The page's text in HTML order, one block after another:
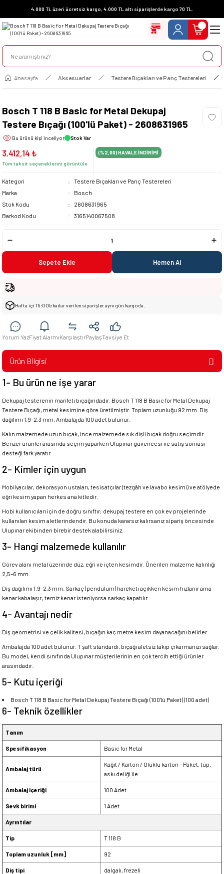
4.000 TL üzeri ücretsiz kargo, 4.000 TL altı siparişlerde kargo 70 TL.
Anasayfa Aksesuarlar Testere Bıçakları ve Panç Testereleri
Bosch T 118 B Basic for Metal Dekupaj
Testere Bıçağı (100'lü Paket) - 2608631965
Bu ürünü kişi inceliyor Stok Var
3.412,14 ₺
Tüm taksit seçeneklerini görüntüle
(%2,00)HAVALE İNDİRİMİ
Kategori
Testere Bıçakları ve Panç Testereleri
Marka
Bosch
Stok Kodu
2608631965
Barkod Kodu
3165140067508
Sepete Ekle Hemen Al
Hafta içi 15:00’e kadar verilen siparişler aynı gün kargoda.
Yorum YazFiyat AlarmıKarşılaştırPaylaşTavsiye Et
Ürün Bilgisi
1- Bu ürün ne işe yarar
Dekupaj testerenin marifeti bıçağındadır. Bosch T 118 B Basic for Metal Dekupaj
Testere Bıçağı, metal kesimine göre üretilmiştir. Toplam uzunluğu 92 mm. Diş
dağılımı 1,9-2,3 mm. Ambalajda 100 adet bulunur.
Kalın malzemede uzun bıçak, ince malzemede sık dişli bıçak doğru seçimdir.
Benzer ürünler arasında seçim yaparken Ulupınar güvencesi ve satış sonrası
desteği fark yaratır.
2- Kimler için uygun
Mobilyacılar, dekorasyon ustaları, tesisatçılar (tezgâh ve lavabo kesimi) ve atölyede
eğri kesim yapan herkes ana kitledir.
Hobi kullanıcıları için de doğru sınıftır; dekupaj testere en çok ev projelerinde
kullanılan kesim aletlerindendir. Bu konuda kararsız kalırsanız sipariş öncesinde
Ulupınar ekibinden birebir destek alabilirsiniz.
3- Hangi malzemede kullanılır
Görev alanı metal üzerinde düz, eğri ve içten kesimdir. Önerilen malzeme kalınlığı
2,5–6 mm.
Diş dağılımı 1,9-2,3 mm. Sarkaç (pendulum) hareketi açıkken kesim hızlanır ama
kenar kabalaşır; temiz kenar isteniyorsa sarkaç kapatılır.
4- Avantajı nedir
Diş geometrisi ve çelik kalitesi, bıçağın kaç metre kesim dayanacağını belirler.
Ambalajda 100 adet bulunur. T şaft standardı, bıçağı aletsiz takıp çıkarmanızı sağlar.
Bu model, kendi sınıfında Ulupınar müşterilerinin en çok tercih ettiği ürünler
arasındadır.
5- Kutu içeriği
Bosch T 118 B Basic for Metal Dekupaj Testere Bıçağı (100'lü Paket) (100 adet)
6- Teknik özellikler
Tanım
Spesifikasyon Basic for Metal
Ambalaj türü
Kağıt / Karton / Oluklu karton – Paket, tüp,
askı deliği ile
Ambalaj içeriği 100 Adet
Sevk birimi 1 Adet
Ayrıntılar
Tip T 118 B
Toplam uzunluk [mm] 92
Diş tipi dalgalı, frezeli